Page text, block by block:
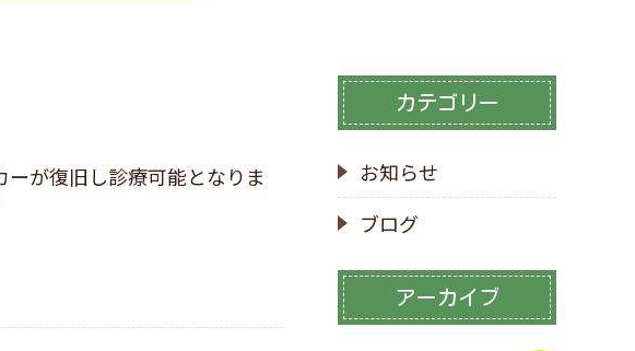
カテゴリー
お知らせ
ブログ
アーカイブ